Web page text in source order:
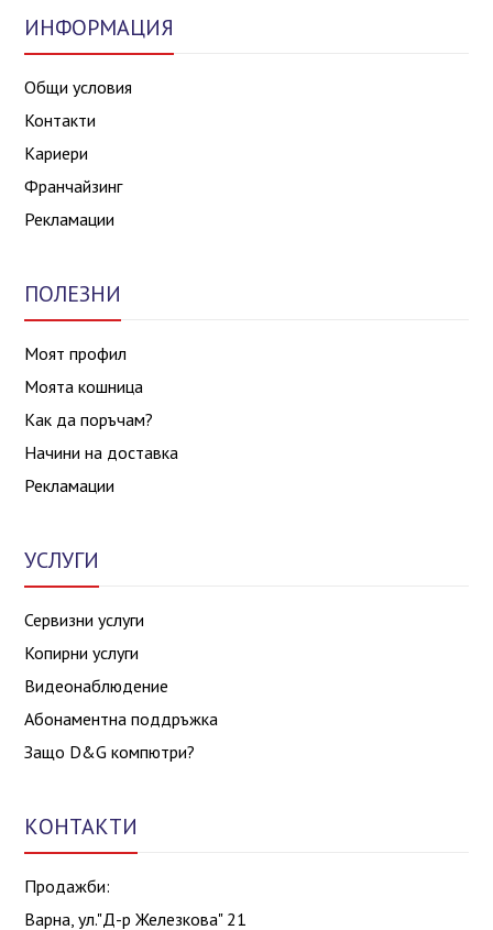
ИНФОРМАЦИЯ
Общи условия
Контакти
Кариери
Франчайзинг
Рекламации
ПОЛЕЗНИ
Моят профил
Моята кошница
Как да поръчам?
Начини на доставка
Рекламации
УСЛУГИ
Сервизни услуги
Копирни услуги
Видеонаблюдение
Абонаментна поддръжка
Защо D&G компютри?
КОНТАКТИ
Продажби:
Варна, ул."Д-р Железкова" 21